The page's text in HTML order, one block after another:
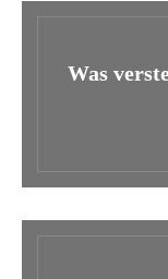
Was